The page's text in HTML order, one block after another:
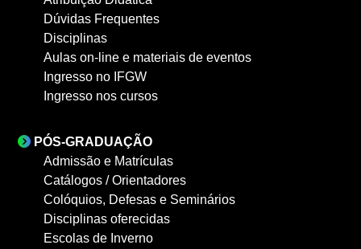
Dúvidas Frequentes
Disciplinas
Aulas on-line e materiais de eventos
Ingresso no IFGW
Ingresso nos cursos
PÓS-GRADUAÇÃO
Admissão e Matrículas
Catálogos / Orientadores
Colóquios, Defesas e Seminários
Disciplinas oferecidas
Escolas de Inverno